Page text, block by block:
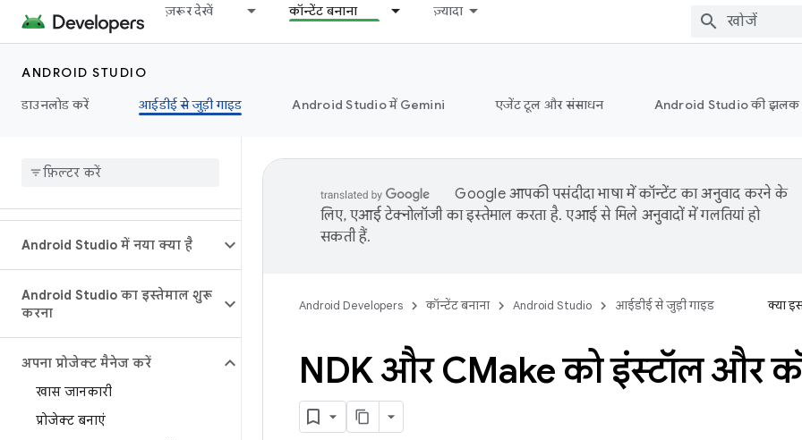
ज़रूर देखें कॉन्टेंट बनाना ज़्यादा
ANDROID STUDIO
डाउनलोड करें
आईडीई से जुड़ी गाइड Android Studio में Gemini एजेंट टूल और संसाधन Android Studio की झलक
Android Studio में नया क्या है
Android Studio का इस्तेमाल शुरू
करना
अपना प्रोजेक्ट मैनेज करें
खास जानकारी
प्रोजेक्ट बनाएं
Google आपकी पसंदीदा भाषा में कॉन्टेंट का अनुवाद करने के
लिए, एआई टेक्नोलॉजी का इस्तेमाल करता है. एआई से मिले अनुवादों में गलतियां हो
सकती हैं.
Android Developers कॉन्टेंट बनाना Android Studio आईडीई से जुड़ी गाइड क्या
NDK और CMake को इंस्टॉल और